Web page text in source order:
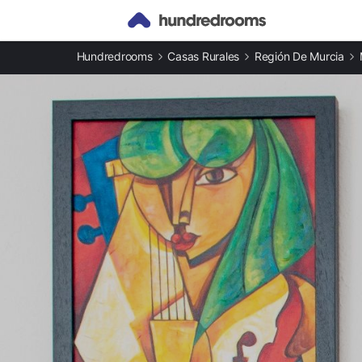
Casas rurales en Corona
Apartamentos en Corona
Hundredrooms Casas Rurales Región De Murcia